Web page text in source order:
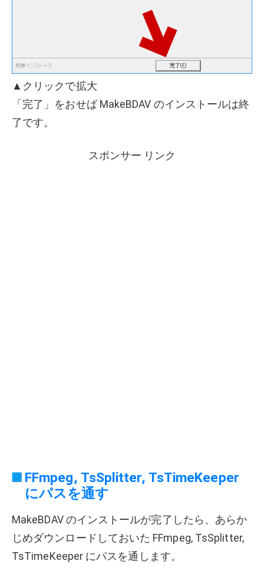
▲クリックで拡大
「完了」をおせば MakeBDAV のインストールは終
了です。
スポンサー リンク
FFmpeg, TsSplitter, TsTimeKeeper
にパスを通す
MakeBDAV のインストールが完了したら、あらか
じめダウンロードしておいた FFmpeg, TsSplitter,
TsTimeKeeper にパスを通します。